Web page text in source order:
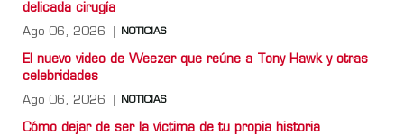
delicada cirugía
Ago 06, 2026 NOTICIAS
El nuevo video de Weezer que reúne a Tony Hawk y otras
celebridades
Ago 06, 2026 NOTICIAS
Cómo dejar de ser la víctima de tu propia historia